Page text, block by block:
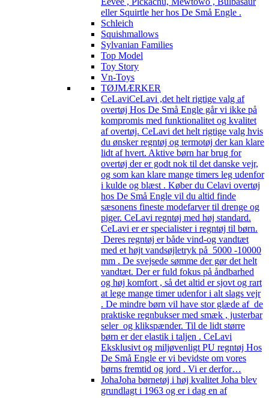
eller Squirtle her hos De Små Engle .
Schleich
Squishmallows
Sylvanian Families
Top Model
Toy Story
Vn-Toys
TØJMÆRKER
CeLaviCeLavi ,det helt rigtige valg af
overtøj Hos De Små Engle går vi ikke på
kompromis med funktionalitet og kvalitet
af overtøj. CeLavi det helt rigtige valg hvis
du ønsker regntøj og termotøj der kan klare
lidt af hvert. Aktive børn har brug for
overtøj der er godt nok til det danske vejr,
og som kan klare mange timers leg udenfor
i kulde og blæst . Køber du Celavi overtøj
hos De Små Engle vil du altid finde
sæsonens fineste modefarver til drenge og
piger. CeLavi regntøj med høj standard.
CeLavi er er specialister i regntøj til børn.
Deres regntøj er både vind-og vandtæt
med et højt vandsøjletryk på 5000 -10000
mm . De svejsede sømme der gør det helt
vandtæt. Der er fuld fokus på åndbarhed
og høj komfort , så det altid er sjovt og rart
at lege mange timer udenfor i alt slags vejr
. De mindre børn vil have stor glæde af de
praktiske regnbukser med smæk , justerbar
seler og klikspænder. Til de lidt større
børn er der elastik i taljen . CeLavi
Eksklusivt og miljøvenligt PU regntøj Hos
De Små Engle er vi bevidste om vores
børns fremtid og jord . Vi er derfor…
JohaJoha børnetøj i høj kvalitet Joha blev
grundlagt i 1963 og er i dag en af